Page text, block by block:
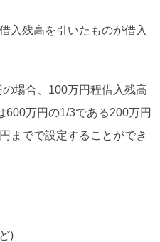
入残高を引いたものが借入
場合、100万円程借入残高
600万円の1/3である200万円
までで設定することができ
)